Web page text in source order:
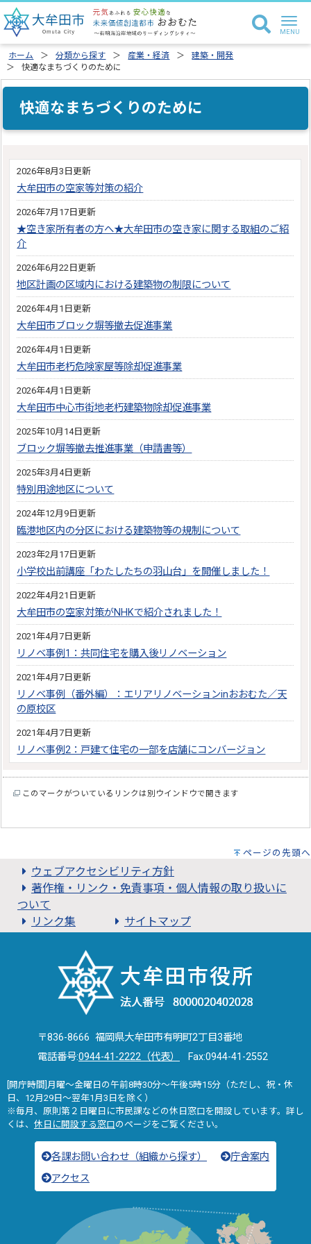
ホーム 分類から探す 産業・経済
建築・開発
快適なまちづくりのために
快適なまちづくりのために
2026年8月3日更新
大牟田市の空家等対策の紹介
2026年7月17日更新
★空き家所有者の方へ★大牟田市の空き家に関する取組のご紹
介
2026年6月22日更新
地区計画の区域内における建築物の制限について
2026年4月1日更新
大牟田市ブロック塀等撤去促進事業
2026年4月1日更新
大牟田市老朽危険家屋等除却促進事業
2026年4月1日更新
大牟田市中心市街地老朽建築物除却促進事業
2025年10月14日更新
ブロック塀等撤去推進事業（申請書等）
2025年3月4日更新
特別用途地区について
2024年12月9日更新
臨港地区内の分区における建築物等の規制について
2023年2月17日更新
小学校出前講座「わたしたちの羽山台」を開催しました！
2022年4月21日更新
大牟田市の空家対策がNHKで紹介されました！
2021年4月7日更新
リノベ事例1：共同住宅を購入後リノベーション
2021年4月7日更新
リノベ事例（番外編）：エリアリノベーションinおおむた／天
の原校区
2021年4月7日更新
リノベ事例2：戸建て住宅の一部を店舗にコンバージョン
このマークがついているリンクは別ウインドウで開きます
ページの先頭へ
ウェブアクセシビリティ方針
著作権・リンク・免責事項・個人情報の取り扱いに
ついて
リンク集
サイトマップ
〒836-8666 福岡県大牟田市有明町2丁目3番地
電話番号:0944-41-2222（代表） Fax:0944-41-2552
[開庁時間]月曜～金曜日の午前8時30分～午後5時15分（ただし、祝・休
日、12月29日～翌年1月3日を除く）
※毎月、原則第２日曜日に市民課などの休日窓口を開設しています。詳し
くは、 休日に開設する窓口のページをご覧ください。
各課お問い合わせ（組織から探す）
庁舎案内
アクセス